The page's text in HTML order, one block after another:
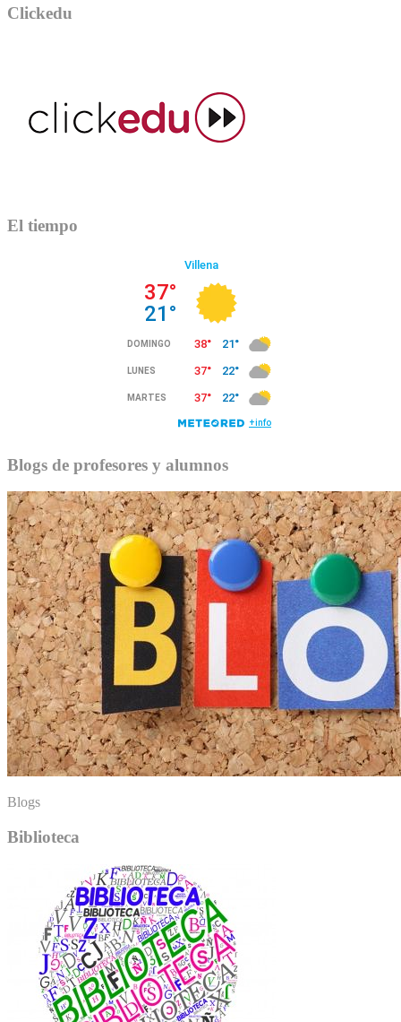
Clickedu
El tiempo
Blogs de profesores y alumnos
Blogs
Biblioteca